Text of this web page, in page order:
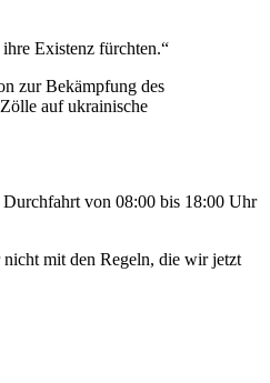
Existenz fürchten.“
zur Bekämpfung des
auf ukrainische
Durchfahrt von 08:00 bis 18:00 Uhr
nicht mit den Regeln, die wir jetzt